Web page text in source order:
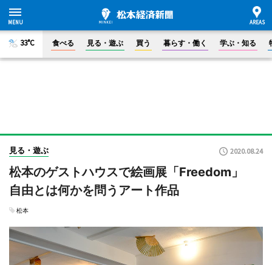
33°C 食べる 見る・遊ぶ 買う 暮らす・働く 学ぶ・知る
見る・遊ぶ 2020.08.24
松本のゲストハウスで絵画展「Freedom」
自由とは何かを問うアート作品
松本